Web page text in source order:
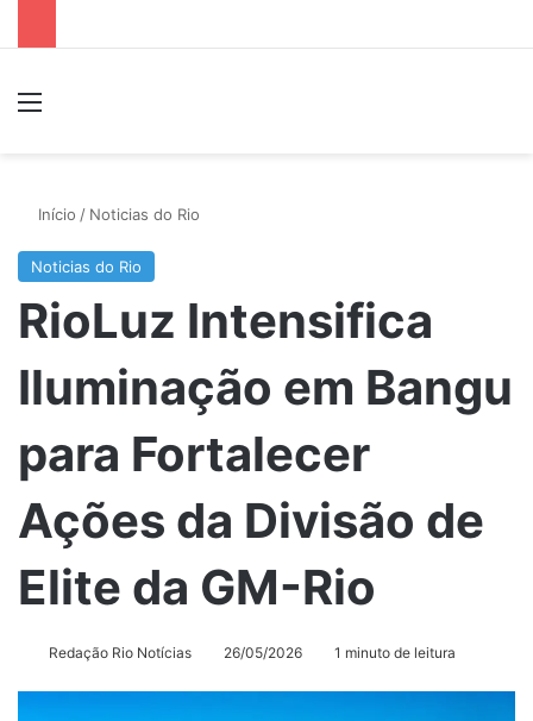
Início / Noticias do Rio
Noticias do Rio
RioLuz Intensifica
Iluminação em Bangu
para Fortalecer
Ações da Divisão de
Elite da GM-Rio
Redação Rio Notícias 26/05/2026 1 minuto de leitura